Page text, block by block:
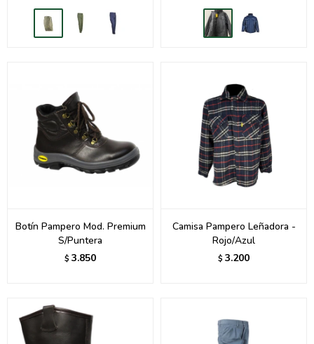
Botín Pampero Mod. Premium
S/Puntera
$ 3.850
Camisa Pampero Leñadora -
Rojo/Azul
$ 3.200